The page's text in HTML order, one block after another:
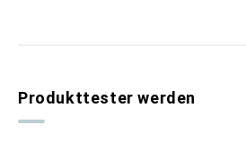
Produkttester werden